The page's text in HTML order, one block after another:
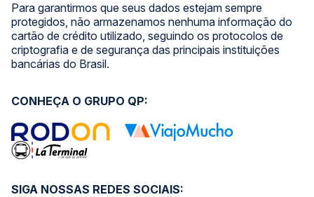
Para garantirmos que seus dados estejam sempre
protegidos, não armazenamos nenhuma informação do
cartão de crédito utilizado, seguindo os protocolos de
criptografia e de segurança das principais instituições
bancárias do Brasil.
SIGA NOSSAS REDES SOCIAIS:
CONHEÇA O GRUPO QP: